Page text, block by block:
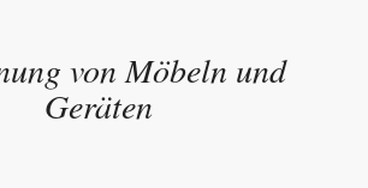
von Möbeln und
Geräten